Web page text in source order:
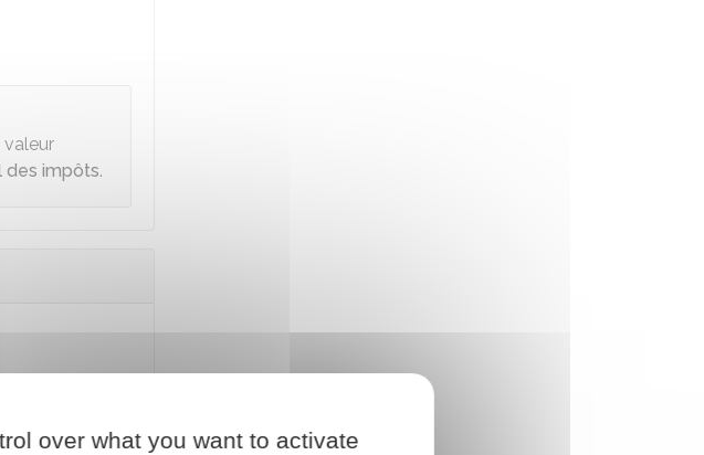
valeur
des impôts.
est ensuite
over what you want to activate